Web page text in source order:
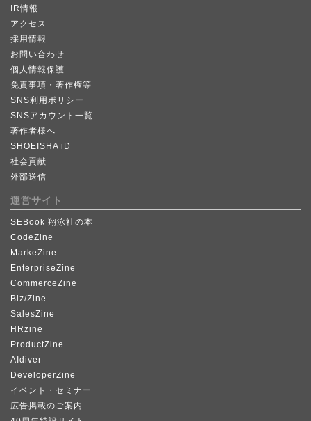
IR情報
アクセス
採用情報
お問い合わせ
個人情報保護
免責事項・著作権等
SNS利用ポリシー
SNSアカウント一覧
著作者様へ
SHOEISHA iD
社会貢献
外部送信
運営サイト
SEBook 翔泳社の本
CodeZine
MarkeZine
EnterpriseZine
CommerceZine
Biz/Zine
SalesZine
HRzine
ProductZine
AIdiver
DeveloperZine
イベント・セミナー
広告掲載のご案内